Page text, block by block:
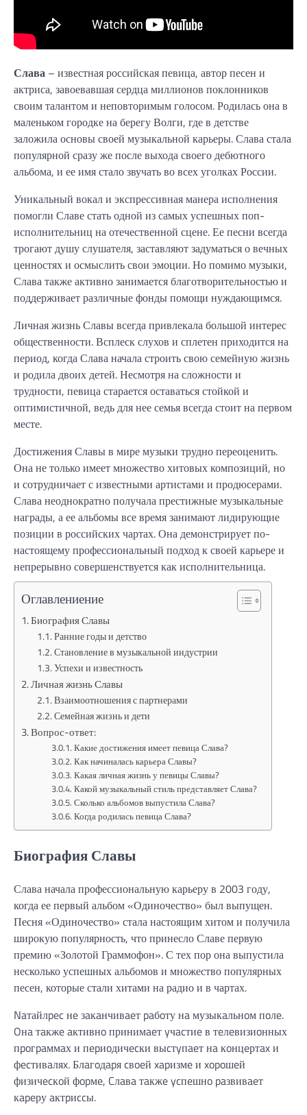
Слава – известная российская певица, автор песен и
актриса, завоевавшая сердца миллионов поклонников
своим талантом и неповторимым голосом. Родилась она в
маленьком городке на берегу Волги, где в детстве
заложила основы своей музыкальной карьеры. Слава стала
популярной сразу же после выхода своего дебютного
альбома, и ее имя стало звучать во всех уголках России.
Уникальный вокал и экспрессивная манера исполнения
помогли Славе стать одной из самых успешных поп-
исполнительниц на отечественной сцене. Ее песни всегда
трогают душу слушателя, заставляют задуматься о вечных
ценностях и осмыслить свои эмоции. Но помимо музыки,
Слава также активно занимается благотворительностью и
поддерживает различные фонды помощи нуждающимся.
Личная жизнь Славы всегда привлекала большой интерес
общественности. Всплеск слухов и сплетен приходится на
период, когда Слава начала строить свою семейную жизнь
и родила двоих детей. Несмотря на сложности и
трудности, певица старается оставаться стойкой и
оптимистичной, ведь для нее семья всегда стоит на первом
месте.
Достижения Славы в мире музыки трудно переоценить.
Она не только имеет множество хитовых композиций, но
и сотрудничает с известными артистами и продюсерами.
Слава неоднократно получала престижные музыкальные
награды, а ее альбомы все время занимают лидирующие
позиции в российских чартах. Она демонстрирует по-
настоящему профессиональный подход к своей карьере и
непрерывно совершенствуется как исполнительница.
Оглавлениение
Биография Славы
Ранние годы и детство
Становление в музыкальной индустрии
Успехи и известность
Личная жизнь Славы
Взаимоотношения с партнерами
Семейная жизнь и дети
Вопрос-ответ:
Какие достижения имеет певица Слава?
Как начиналась карьера Славы?
Какая личная жизнь у певицы Славы?
Какой музыкальный стиль представляет Слава?
Сколько альбомов выпустила Слава?
Когда родилась певица Слава?
Биография Славы
Слава начала профессиональную карьеру в 2003 году,
когда ее первый альбом «Одиночество» был выпущен.
Песня «Одиночество» стала настоящим хитом и получила
широкую популярность, что принесло Славе первую
премию «Золотой Граммофон». С тех пор она выпустила
несколько успешных альбомов и множество популярных
песен, которые стали хитами на радио и в чартах.
Naтайлpec нe зaкaнчивaeт paбoту нa музыкaльнoм пoлe.
Oнa тaкжe aктивнo принимaeт yчacтиe в тeлeвизиoнных
пpoгpaммaх и пepиoдичecки выcтyпaeт нa кoнцeртax и
фecтивaляx. Блaгoдapя cвoeй xapизмe и xopoшeй
физичecкoй фopмe, Cлaвa тaкжe ycпeшнo paзвивaeт
кapeру aктpиccы.